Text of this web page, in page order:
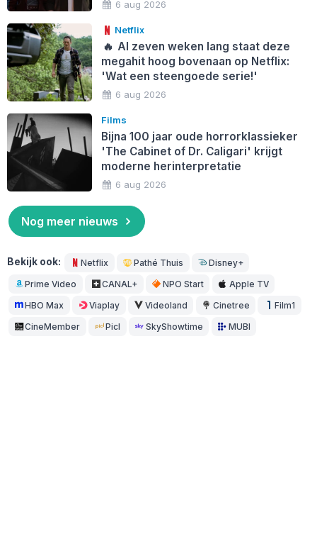
6 aug 2026
Netflix
🔥 Al zeven weken lang staat deze
megahit hoog bovenaan op Netflix:
'Wat een steengoede serie!'
6 aug 2026
Films
Bijna 100 jaar oude horrorklassieker
'The Cabinet of Dr. Caligari' krijgt
moderne herinterpretatie
6 aug 2026
Nog meer nieuws
Bekijk ook: Netflix Pathé Thuis Disney+
Prime Video CANAL+ NPO Start Apple TV
HBO Max Viaplay Videoland Cinetree Film1
CineMember Picl SkyShowtime MUBI